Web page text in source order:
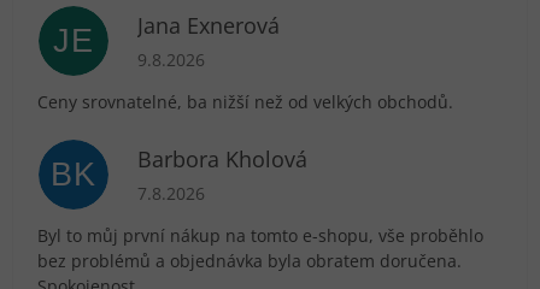
JE Jana Exnerová
Hodnocení obchodu je 5 z 5 hvězdiček.
9.8.2026
Ceny srovnatelné, ba nižší než od velkých obchodů.
BK Barbora Kholová
Hodnocení obchodu je 5 z 5 hvězdiček.
7.8.2026
Byl to můj první nákup na tomto e-shopu, vše proběhlo
bez problémů a objednávka byla obratem doručena.